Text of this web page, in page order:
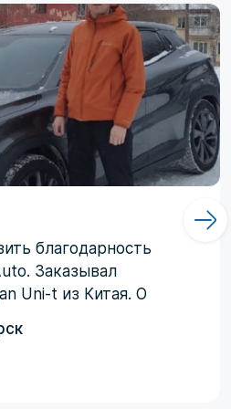
благодарность
Заказывал
Uni-t из Китая. О
и коллег по
мной менеджер
и Регина. В начале